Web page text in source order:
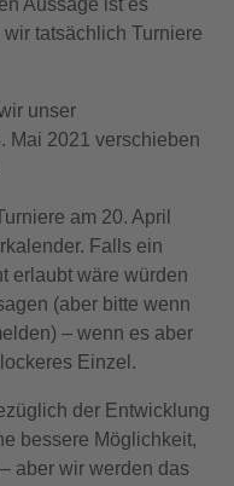
Aussage ist es
tatsächlich Turniere
unser
Mai 2021 verschieben
am 20. April
Falls ein
erlaubt wäre würden
(aber bitte wenn
– wenn es aber
Einzel.
der Entwicklung
bessere Möglichkeit,
aber wir werden das